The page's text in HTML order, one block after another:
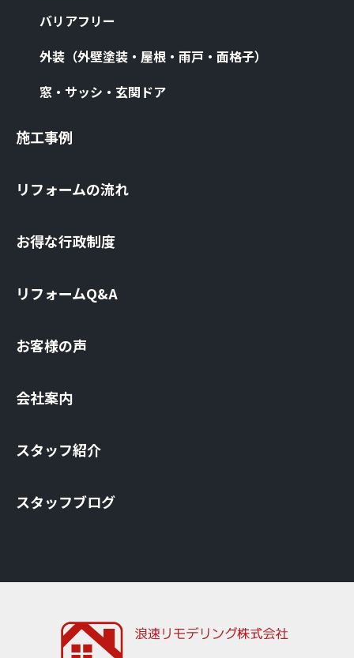
バリアフリー
外装（外壁塗装・屋根・⾬⼾・⾯格⼦）
窓・サッシ・⽞関ドア
施⼯事例
リフォームの流れ
お得な⾏政制度
リフォームQ&A
お客様の声
会社案内
スタッフ紹介
スタッフブログ